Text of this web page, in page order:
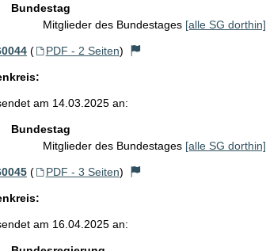
Bundestag
Mitglieder des Bundestages [alle SG dorthin]
( PDF - 2 Seiten)
am 14.03.2025 an:
Bundestag
Mitglieder des Bundestages [alle SG dorthin]
( PDF - 3 Seiten)
am 16.04.2025 an: